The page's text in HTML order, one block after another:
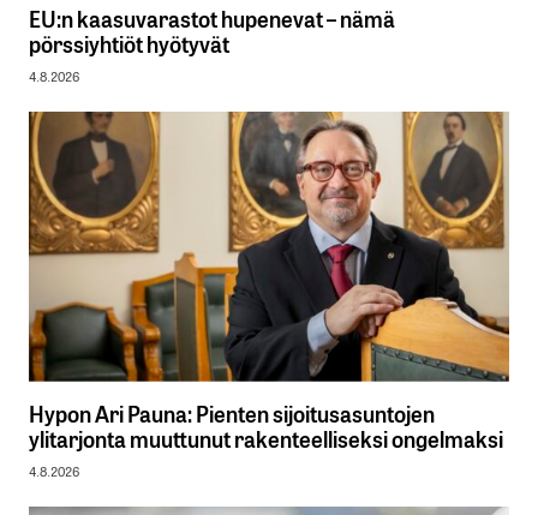
EU:n kaasuvarastot hupenevat – nämä
pörssiyhtiöt hyötyvät
4.8.2026
Hypon Ari Pauna: Pienten sijoitusasuntojen
ylitarjonta muuttunut rakenteelliseksi ongelmaksi
4.8.2026